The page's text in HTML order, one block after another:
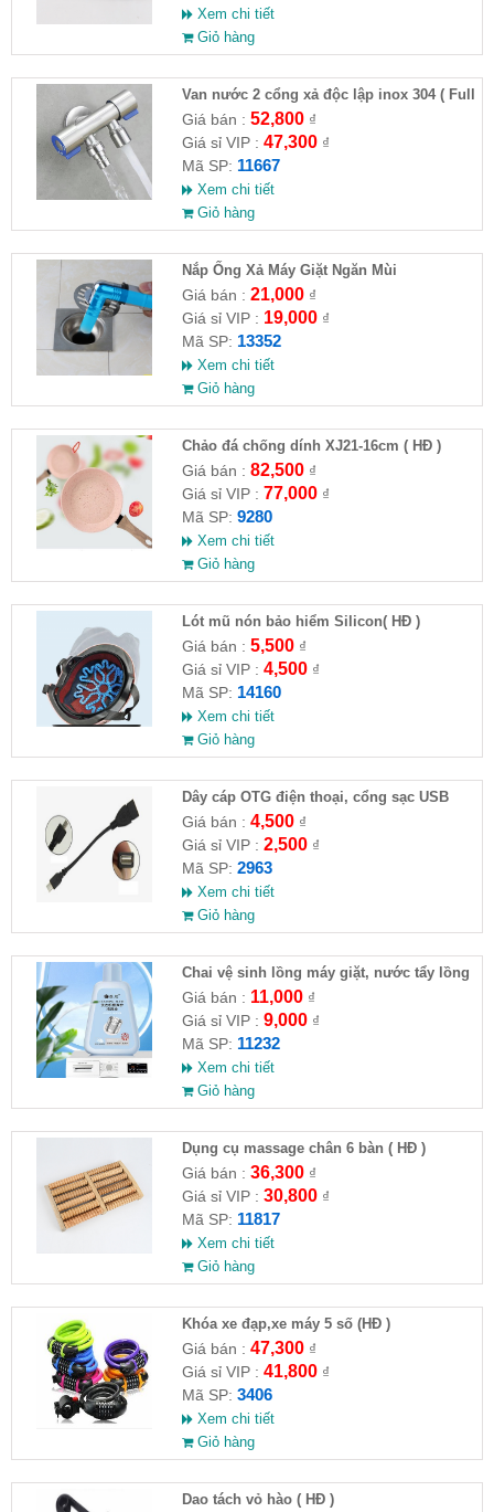
Xem chi tiết
Giỏ hàng
Van nước 2 cổng xả độc lập inox 304 ( Full
VAT )
Giá bán : 52,800₫
Giá sỉ VIP : 47,300₫
Mã SP: 11667
Xem chi tiết
Giỏ hàng
Nắp Ống Xả Máy Giặt Ngăn Mùi
Giá bán : 21,000₫
Giá sỉ VIP : 19,000₫
Mã SP: 13352
Xem chi tiết
Giỏ hàng
Chảo đá chống dính XJ21-16cm ( HĐ )
Giá bán : 82,500₫
Giá sỉ VIP : 77,000₫
Mã SP: 9280
Xem chi tiết
Giỏ hàng
Lót mũ nón bảo hiểm Silicon( HĐ )
Giá bán : 5,500₫
Giá sỉ VIP : 4,500₫
Mã SP: 14160
Xem chi tiết
Giỏ hàng
Dây cáp OTG điện thoại, cổng sạc USB
Giá bán : 4,500₫
Giá sỉ VIP : 2,500₫
Mã SP: 2963
Xem chi tiết
Giỏ hàng
Chai vệ sinh lồng máy giặt, nước tẩy lồng
máy giặt CLEANING FLUID
Giá bán : 11,000₫
Giá sỉ VIP : 9,000₫
Mã SP: 11232
Xem chi tiết
Giỏ hàng
Dụng cụ massage chân 6 bàn ( HĐ )
Giá bán : 36,300₫
Giá sỉ VIP : 30,800₫
Mã SP: 11817
Xem chi tiết
Giỏ hàng
Khóa xe đạp,xe máy 5 số (HĐ )
Giá bán : 47,300₫
Giá sỉ VIP : 41,800₫
Mã SP: 3406
Xem chi tiết
Giỏ hàng
Dao tách vỏ hào ( HĐ )